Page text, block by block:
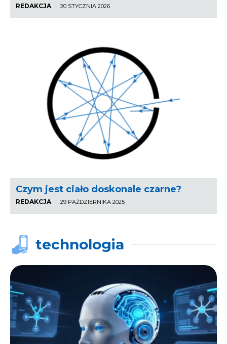
REDAKCJA 20 STYCZNIA 2026
Czym jest ciało doskonale czarne?
REDAKCJA 29 PAŹDZIERNIKA 2025
technologia